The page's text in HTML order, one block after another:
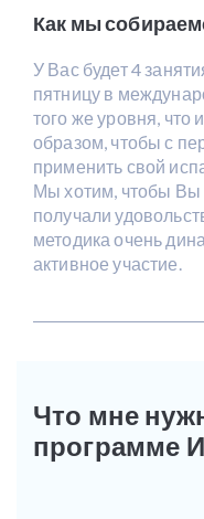
Как мы
У Вас будет 4
пятницу в
того же уровня, что
образом, чтобы с
применить свой
Мы хотим, чтобы Вы
получали
методика очень
активное участие.
Что мне
программе